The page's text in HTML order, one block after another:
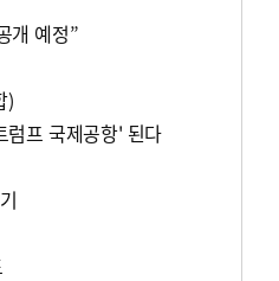
개 예정”
)
프 국제공항' 된다